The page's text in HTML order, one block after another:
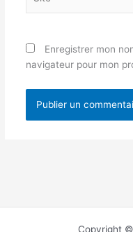
Enregistrer mon
navigateur pour mon
Copyright